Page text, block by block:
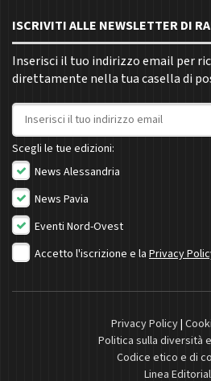
ISCRIVITI ALLE NEWSLETTER DI
Inserisci il tuo indirizzo email per
direttamente nella tua casella di
Indirizzo email
Scegli le tue edizioni:
News Alessandria
News Pavia
Eventi Nord-Ovest
Accetto l'iscrizione e la Privacy
Privacy Policy|
Politica sulla diversità
Codice etico e di
Linea